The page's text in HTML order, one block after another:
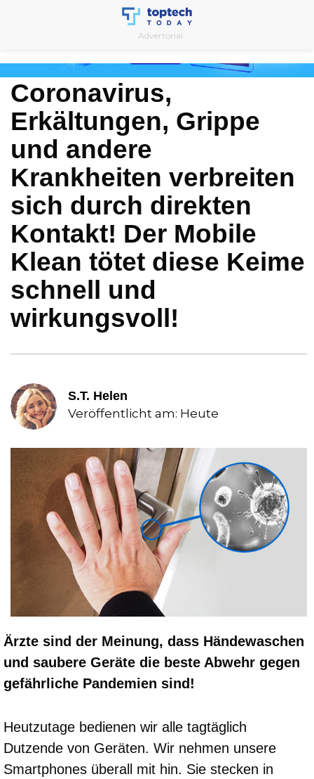
Advertorial
Coronavirus,
Erkältungen, Grippe
und andere
Krankheiten verbreiten
sich durch direkten
Kontakt! Der Mobile
Klean tötet diese Keime
schnell und
wirkungsvoll!
S.T. Helen
Veröffentlicht am: Heute
Ärzte sind der Meinung, dass Händewaschen
und saubere Geräte die beste Abwehr gegen
gefährliche Pandemien sind!
Heutzutage bedienen wir alle tagtäglich
Dutzende von Geräten. Wir nehmen unsere
Smartphones überall mit hin. Sie stecken in